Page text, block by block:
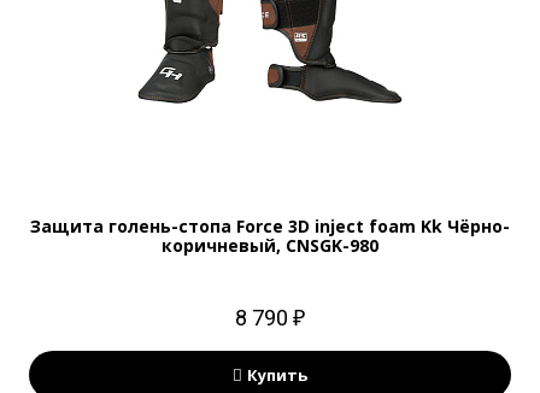
Защита голень-стопа Force 3D inject foam Kk Чёрно-
коричневый, CNSGK-980
8 790 ₽
Купить